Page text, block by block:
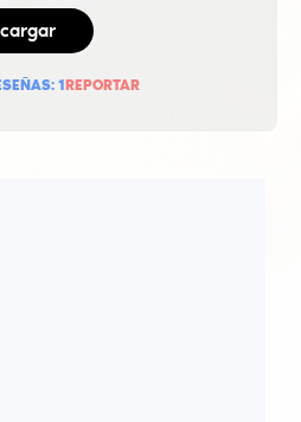
1REPORTAR